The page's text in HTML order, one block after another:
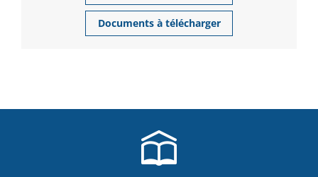
Documents à télécharger